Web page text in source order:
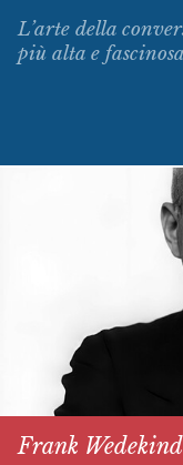
L’arte della
più alta e
Frank Wedekind